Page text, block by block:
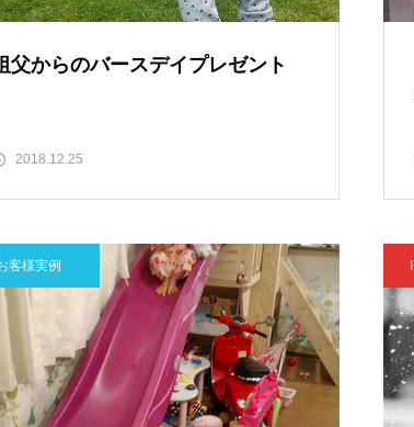
父からのバースデイプレゼント
2018.12.25
客様実例